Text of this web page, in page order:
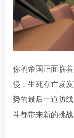
你的帝国正面临
侵，生死存亡岌
势的最后一道防
斗都带来新的挑